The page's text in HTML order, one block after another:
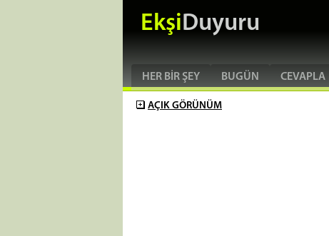
EkşiDuyuru
HER BIR ŞEY BUGÜN CEVAPLA
AÇIK GÖRÜNÜM